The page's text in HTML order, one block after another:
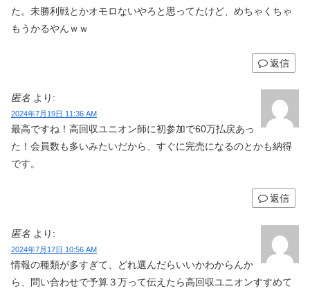
た。未勝利戦とかオモロないやろと思ってたけど、めちゃくちゃ
もうかるやんｗｗ
返信
匿名 より:
2024年7月19日 11:36 AM
最高ですね！高回収ユニオン師に初参加で60万払戻あっ
た！会員数も多いみたいだから、すぐに完売になるのとかも納得
です。
返信
匿名 より:
2024年7月17日 10:56 AM
情報の種類が多すぎて、どれ選んだらいいかわからんか
ら、問い合わせで予算３万って伝えたら高回収ユニオンすすめて